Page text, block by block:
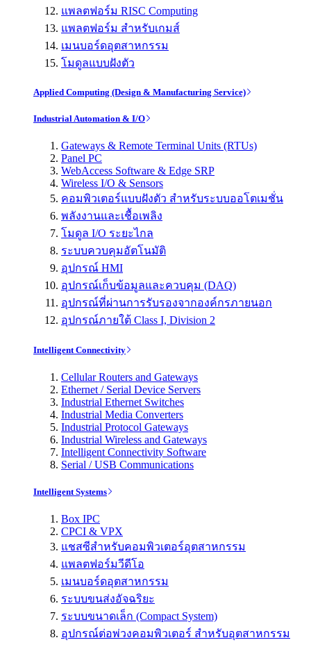
แพลตฟอร์ม RISC Computing
แพลตฟอร์ม สำหรับเกมส์
เมนบอร์ดอุตสาหกรรม
โมดูลแบบฝังตัว
Applied Computing (Design & Manufacturing Service)
Industrial Automation & I/O
Gateways & Remote Terminal Units (RTUs)
Panel PC
WebAccess Software & Edge SRP
Wireless I/O & Sensors
คอมพิวเตอร์แบบฝังตัว สำหรับระบบออโตเมชั่น
พลังงานและเชื้อเพลิง
โมดูล I/O ระยะไกล
ระบบควบคุมอัตโนมัติ
อุปกรณ์ HMI
อุปกรณ์เก็บข้อมูลและควบคุม (DAQ)
อุปกรณ์ที่ผ่านการรับรองจากองค์กรภายนอก
อุปกรณ์ภายใต้ Class I, Division 2
Intelligent Connectivity
Cellular Routers and Gateways
Ethernet / Serial Device Servers
Industrial Ethernet Switches
Industrial Media Converters
Industrial Protocol Gateways
Industrial Wireless and Gateways
Intelligent Connectivity Software
Serial / USB Communications
Intelligent Systems
Box IPC
CPCI & VPX
แชสซีสำหรับคอมพิวเตอร์อุตสาหกรรม
แพลตฟอร์มวีดีโอ
เมนบอร์ดอุตสาหกรรม
ระบบขนส่งอัจฉริยะ
ระบบขนาดเล็ก (Compact System)
อุปกรณ์ต่อพ่วงคอมพิวเตอร์ สำหรับอุตสาหกรรม